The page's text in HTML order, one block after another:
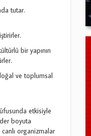
tutar.
bir yapının
ve toplumsal
etkisiyle
boyuta
organizmalar